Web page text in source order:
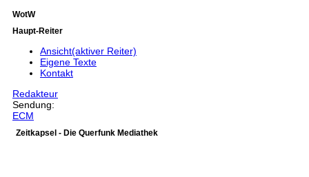
WotW
Haupt-Reiter
Ansicht(aktiver Reiter)
Eigene Texte
Kontakt
Redakteur
Sendung:
ECM
Zeitkapsel - Die Querfunk Mediathek